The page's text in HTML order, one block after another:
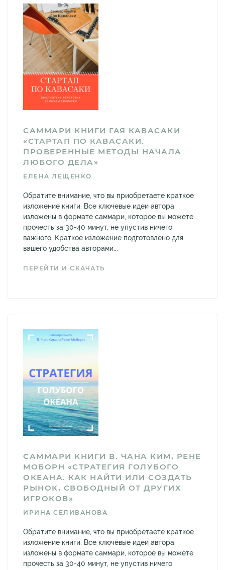
САММАРИ КНИГИ ГАЯ КАВАСАКИ
«СТАРТАП ПО КАВАСАКИ.
ПРОВЕРЕННЫЕ МЕТОДЫ НАЧАЛА
ЛЮБОГО ДЕЛА»
ЕЛЕНА ЛЕЩЕНКО
Обратите внимание, что вы приобретаете краткое
изложение книги. Все ключевые идеи автора
изложены в формате саммари, которое вы можете
прочесть за 30-40 минут, не упустив ничего
важного. Краткое изложение подготовлено для
вашего удобства авторами...
ПЕРЕЙТИ И СКАЧАТЬ
САММАРИ КНИГИ В. ЧАНА КИМ, РЕНЕ
МОБОРН «СТРАТЕГИЯ ГОЛУБОГО
ОКЕАНА. КАК НАЙТИ ИЛИ СОЗДАТЬ
РЫНОК, СВОБОДНЫЙ ОТ ДРУГИХ
ИГРОКОВ»
ИРИНА СЕЛИВАНОВА
Обратите внимание, что вы приобретаете краткое
изложение книги. Все ключевые идеи автора
изложены в формате саммари, которое вы можете
прочесть за 30-40 минут, не упустив ничего